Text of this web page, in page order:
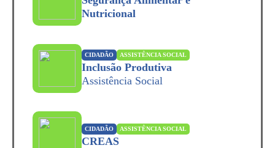
Nutricional
CIDADÃO ASSISTÊNCIA SOCIAL
Inclusão Produtiva
Assistência Social
CIDADÃO ASSISTÊNCIA SOCIAL
CREAS